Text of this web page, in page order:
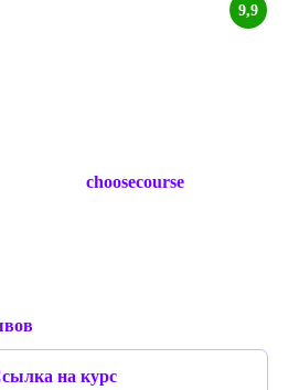
9,9
choosecourse
на курс